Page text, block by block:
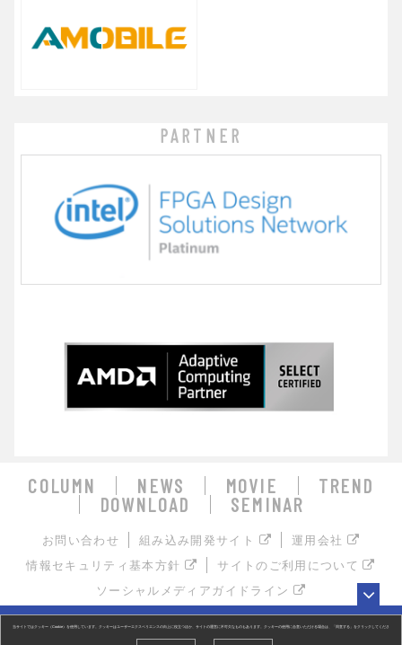
PARTNER
COLUMN NEWS MOVIE
TREND
DOWNLOAD
SEMINAR
お問い合わせ 組み込み開発サイト
運用会社
情報セキュリティ基本方針
サイトのご利用について
ソーシャルメディアガイドライン
お探しの組み込み製品はキーワードで検索！
当サイトではクッキー（Cookie）を使用しています。クッキーはユーザーエクスペリエンスの向上に役立つほか、サイトの運営に不可欠なものもあります。クッキーの使用に合意いただける場合は、「同意する」をクリックしてくださ